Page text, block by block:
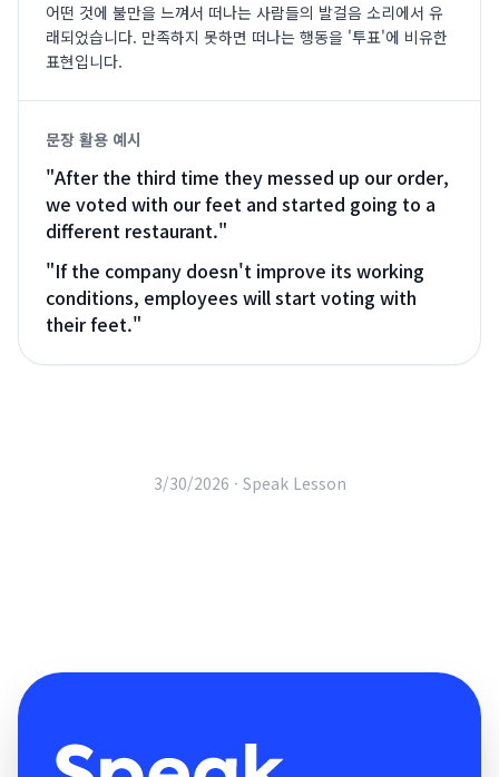
어떤 것에 불만을 느껴서 떠나는 사람들의 발걸음 소리에서 유
래되었습니다. 만족하지 못하면 떠나는 행동을 '투표'에 비유한
표현입니다.
문장 활용 예시
"After the third time they messed up our order,
we voted with our feet and started going to a
different restaurant."
"If the company doesn't improve its working
conditions, employees will start voting with
their feet."
3/30/2026 · Speak Lesson